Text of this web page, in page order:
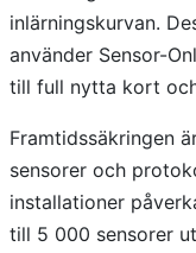
inlärningskurvan.
använder Sensor-
till full nytta kort
Framtidssäkringen
sensorer och
installationer
till 5 000 sensorer